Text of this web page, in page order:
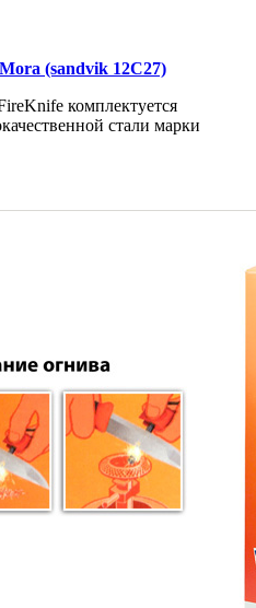
(sandvik 12C27)
комплектуется
стали марки